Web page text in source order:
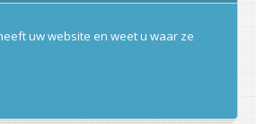
uw website en weet u waar ze